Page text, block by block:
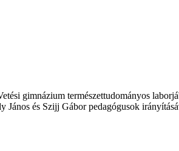
gimnázium természettudományos
és Szijj Gábor pedagógusok